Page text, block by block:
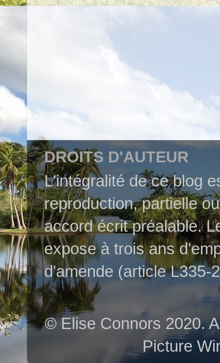
DROITS D'AUTEUR
L'intégralité de ce blog
reproduction, partielle
accord écrit préalable.
expose à trois ans
d'amende (article L335-
© Elise Connors 2020.
Picture